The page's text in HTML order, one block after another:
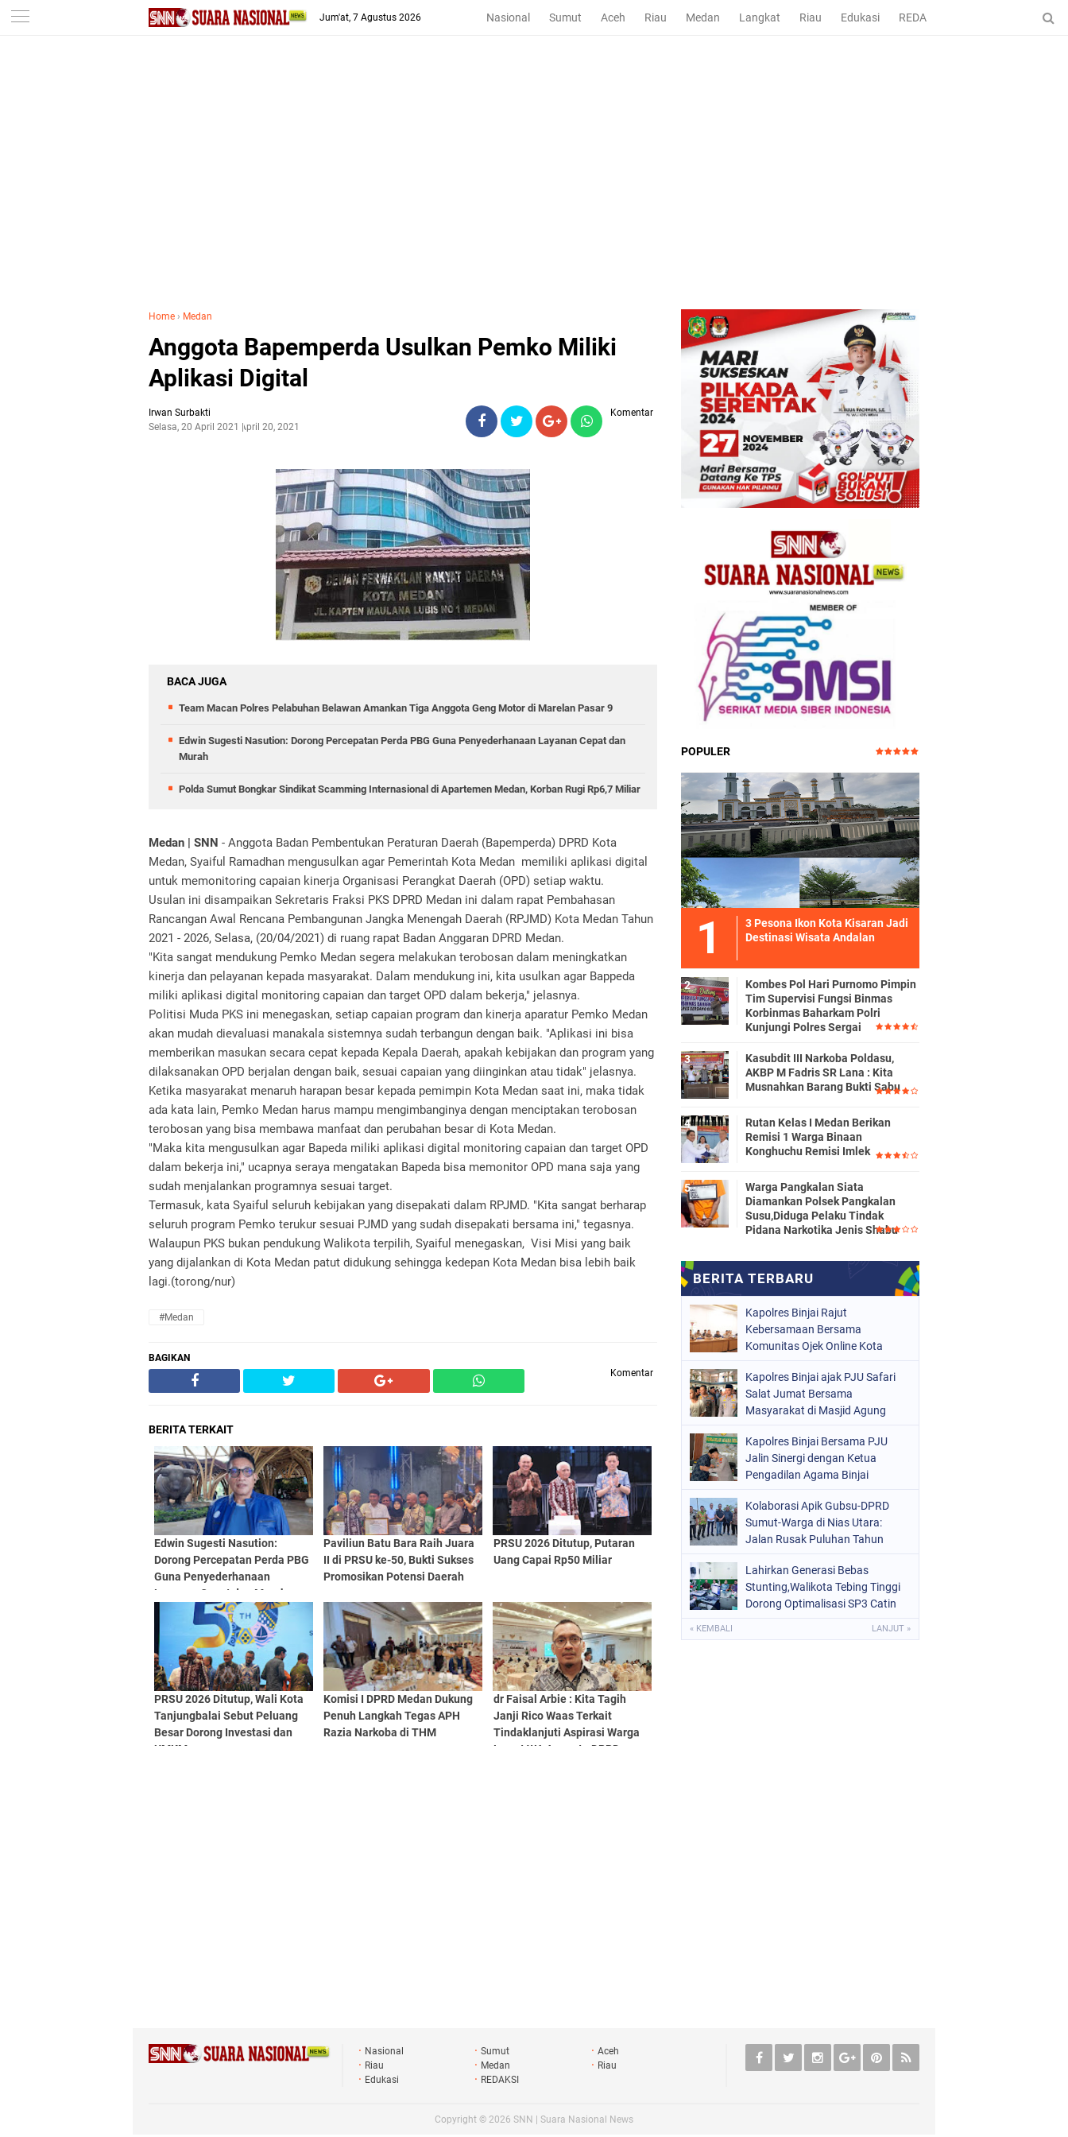
-->
Jum'at, 7 Agustus 2026 Nasional Sumut Aceh Riau Medan Langkat Riau Edukasi REDAKSI
Home › Medan
Anggota Bapemperda Usulkan Pemko Miliki
Aplikasi Digital
Irwan Surbakti
Selasa, 20 April 2021
April 20, 2021
Komentar
BACA JUGA
Team Macan Polres Pelabuhan Belawan Amankan Tiga Anggota Geng Motor di Marelan Pasar 9
Edwin Sugesti Nasution: Dorong Percepatan Perda PBG Guna Penyederhanaan Layanan Cepat dan
Murah
Polda Sumut Bongkar Sindikat Scamming Internasional di Apartemen Medan, Korban Rugi Rp6,7 Miliar
Medan | SNN - Anggota Badan Pembentukan Peraturan Daerah (Bapemperda) DPRD Kota
Medan, Syaiful Ramadhan mengusulkan agar Pemerintah Kota Medan memiliki aplikasi digital
untuk memonitoring capaian kinerja Organisasi Perangkat Daerah (OPD) setiap waktu.
Usulan ini disampaikan Sekretaris Fraksi PKS DPRD Medan ini dalam rapat Pembahasan
Rancangan Awal Rencana Pembangunan Jangka Menengah Daerah (RPJMD) Kota Medan Tahun
2021 - 2026, Selasa, (20/04/2021) di ruang rapat Badan Anggaran DPRD Medan.
"Kita sangat mendukung Pemko Medan segera melakukan terobosan dalam meningkatkan
kinerja dan pelayanan kepada masyarakat. Dalam mendukung ini, kita usulkan agar Bappeda
miliki aplikasi digital monitoring capaian dan target OPD dalam bekerja," jelasnya.
Politisi Muda PKS ini menegaskan, setiap capaian program dan kinerja aparatur Pemko Medan
akan mudah dievaluasi manakala sistemnya sudah terbangun dengan baik. "Aplikasi ini bisa
memberikan masukan secara cepat kepada Kepala Daerah, apakah kebijakan dan program yang
dilaksanakan OPD berjalan dengan baik, sesuai capaian yang diinginkan atau tidak" jelasnya.
Ketika masyarakat menaruh harapan besar kepada pemimpin Kota Medan saat ini, maka tidak
ada kata lain, Pemko Medan harus mampu mengimbanginya dengan menciptakan terobosan
terobosan yang bisa membawa manfaat dan perubahan besar di Kota Medan.
"Maka kita mengusulkan agar Bapeda miliki aplikasi digital monitoring capaian dan target OPD
dalam bekerja ini," ucapnya seraya mengatakan Bapeda bisa memonitor OPD mana saja yang
sudah menjalankan programnya sesuai target.
Termasuk, kata Syaiful seluruh kebijakan yang disepakati dalam RPJMD. "Kita sangat berharap
seluruh program Pemko terukur sesuai PJMD yang sudah disepakati bersama ini," tegasnya.
Walaupun PKS bukan pendukung Walikota terpilih, Syaiful menegaskan, Visi Misi yang baik
yang dijalankan di Kota Medan patut didukung sehingga kedepan Kota Medan bisa lebih baik
lagi.(torong/nur)
#Medan
BAGIKAN
Komentar
BERITA TERKAIT
Edwin Sugesti Nasution:
Dorong Percepatan Perda PBG
Guna Penyederhanaan
Layanan Cepat dan Murah
Paviliun Batu Bara Raih Juara
II di PRSU ke-50, Bukti Sukses
Promosikan Potensi Daerah
PRSU 2026 Ditutup, Putaran
Uang Capai Rp50 Miliar
PRSU 2026 Ditutup, Wali Kota
Tanjungbalai Sebut Peluang
Besar Dorong Investasi dan
UMKM
Komisi I DPRD Medan Dukung
Penuh Langkah Tegas APH
Razia Narkoba di THM
dr Faisal Arbie : Kita Tagih
Janji Rico Waas Terkait
Tindaklanjuti Aspirasi Warga
Lewat WA Anggota DPRD
POPULER
3 Pesona Ikon Kota Kisaran Jadi
Destinasi Wisata Andalan
Kombes Pol Hari Purnomo Pimpin
Tim Supervisi Fungsi Binmas
Korbinmas Baharkam Polri
Kunjungi Polres Sergai
Kasubdit III Narkoba Poldasu,
AKBP M Fadris SR Lana : Kita
Musnahkan Barang Bukti Sabu
Rutan Kelas I Medan Berikan
Remisi 1 Warga Binaan
Konghuchu Remisi Imlek
Warga Pangkalan Siata
Diamankan Polsek Pangkalan
Susu,Diduga Pelaku Tindak
Pidana Narkotika Jenis Shabu
Kapolres Binjai Rajut
Kebersamaan Bersama
Komunitas Ojek Online Kota
Kapolres Binjai ajak PJU Safari
Salat Jumat Bersama
Masyarakat di Masjid Agung
Kapolres Binjai Bersama PJU
Jalin Sinergi dengan Ketua
Pengadilan Agama Binjai
Kolaborasi Apik Gubsu-DPRD
Sumut-Warga di Nias Utara:
Jalan Rusak Puluhan Tahun
Lahirkan Generasi Bebas
Stunting,Walikota Tebing Tinggi
Dorong Optimalisasi SP3 Catin
« KEMBALI LANJUT »
Nasional Sumut
Aceh
Riau
Medan
Riau
Edukasi
REDAKSI
Copyright © 2026 SNN | Suara Nasional News